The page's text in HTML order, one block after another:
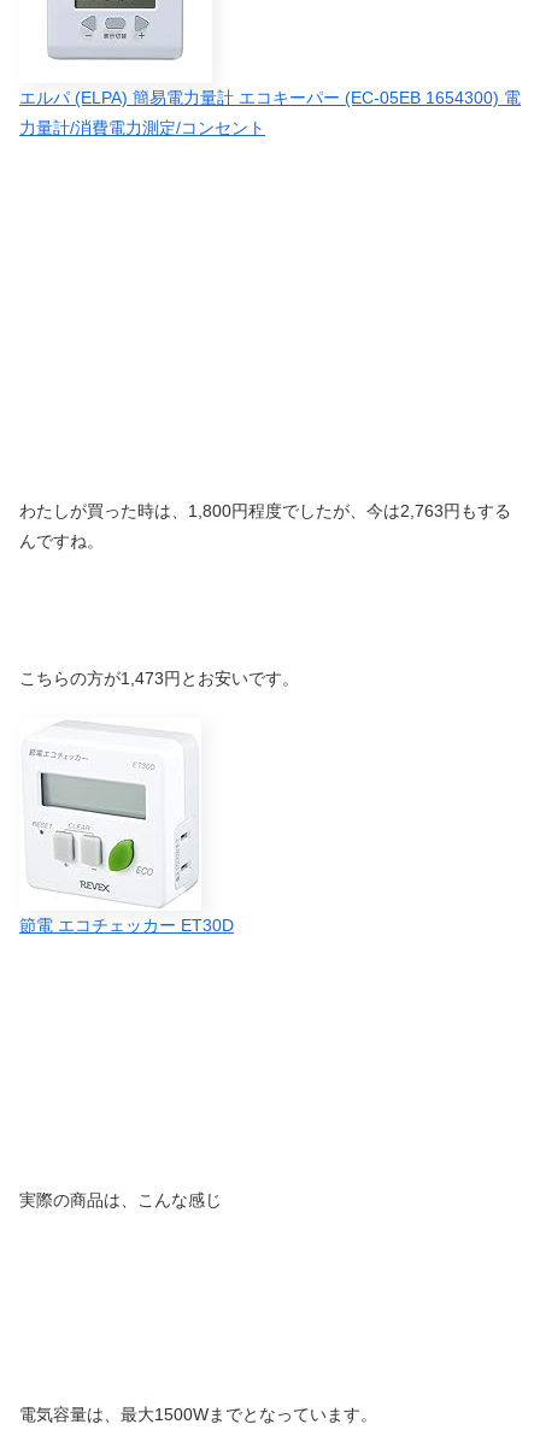
エルパ (ELPA) 簡易電力量計 エコキーパー (EC-05EB 1654300) 電
力量計/消費電力測定/コンセント
わたしが買った時は、1,800円程度でしたが、今は2,763円もする
んですね。
こちらの方が1,473円とお安いです。
節電 エコチェッカー ET30D
実際の商品は、こんな感じ
電気容量は、最大1500Wまでとなっています。